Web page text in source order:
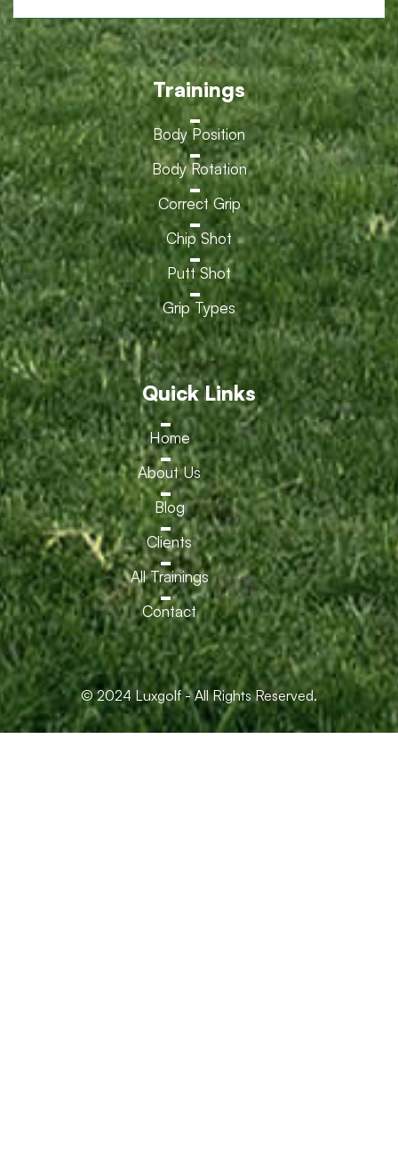
Trainings
Body Position
Body Rotation
Correct Grip
Chip Shot
Putt Shot
Grip Types
Quick Links
Home
About Us
Blog
Clients
All Trainings
Contact
© 2024 Luxgolf - All Rights Reserved.